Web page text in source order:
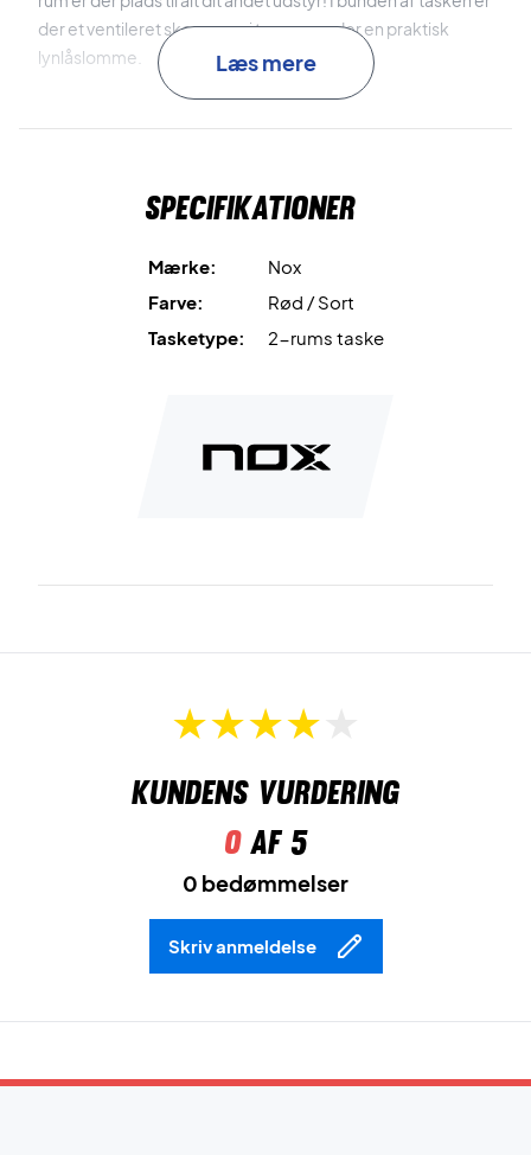
der et ventileret skorum og i toppen er der en praktisk
lynlåslomme.
rygsækkestropper eller etaf de to håndtag. Til sidst, så er
for forbedret slidstærkhed.
Perfekt til alt dit udstyr - køb denne padel taske i dag!
60x30x35 cm.
Læs mere
Specifikationer
Mærke:
Nox
Farve:
Rød / Sort
Tasketype:
2-rums taske
Kundens vurdering
0af 5
0 bedømmelser
Skriv anmeldelse